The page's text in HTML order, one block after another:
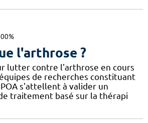
l'arthrose ?
lutter contre l'arthrose en cours
de recherches constituant
s'attellent à valider un
traitement basé sur la thérapi